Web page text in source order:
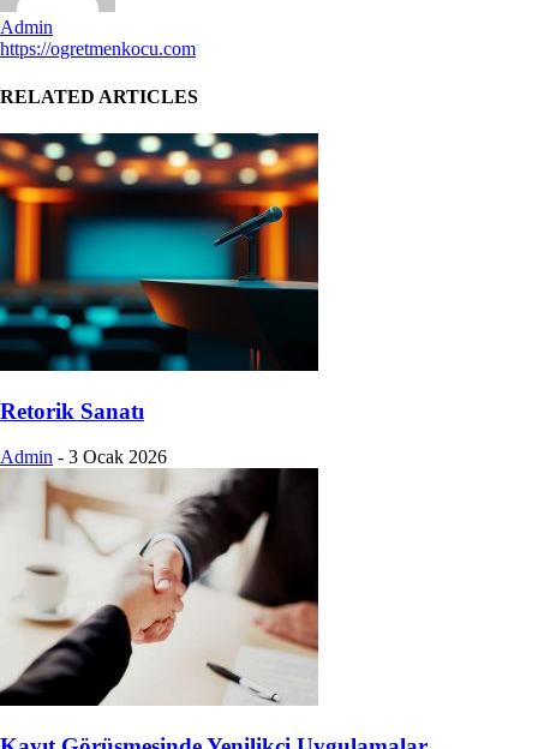
Admin
https://ogretmenkocu.com
RELATED ARTICLES
Retorik Sanatı
Admin - 3 Ocak 2026